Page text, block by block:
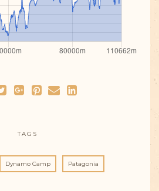
TAGS
Dynamo Camp Patagonia